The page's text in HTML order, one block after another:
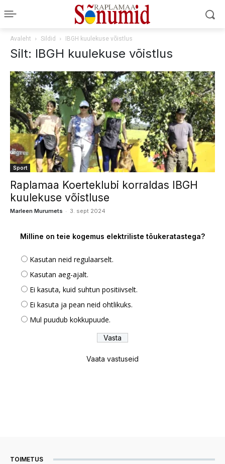
Avaleht Sildid IBGH kuulekuse võistlus
Silt: IBGH kuulekuse võistlus
Sport
Raplamaa Koerteklubi korraldas IBGH
kuulekuse võistluse
Marleen Murumets - 3. sept 2024
Milline on teie kogemus elektriliste tõukeratastega?
Kasutan neid regulaarselt.
Kasutan aeg-ajalt.
Ei kasuta, kuid suhtun positiivselt.
Ei kasuta ja pean neid ohtlikuks.
Mul puudub kokkupuude.
Vaata vastuseid
TOIMETUS